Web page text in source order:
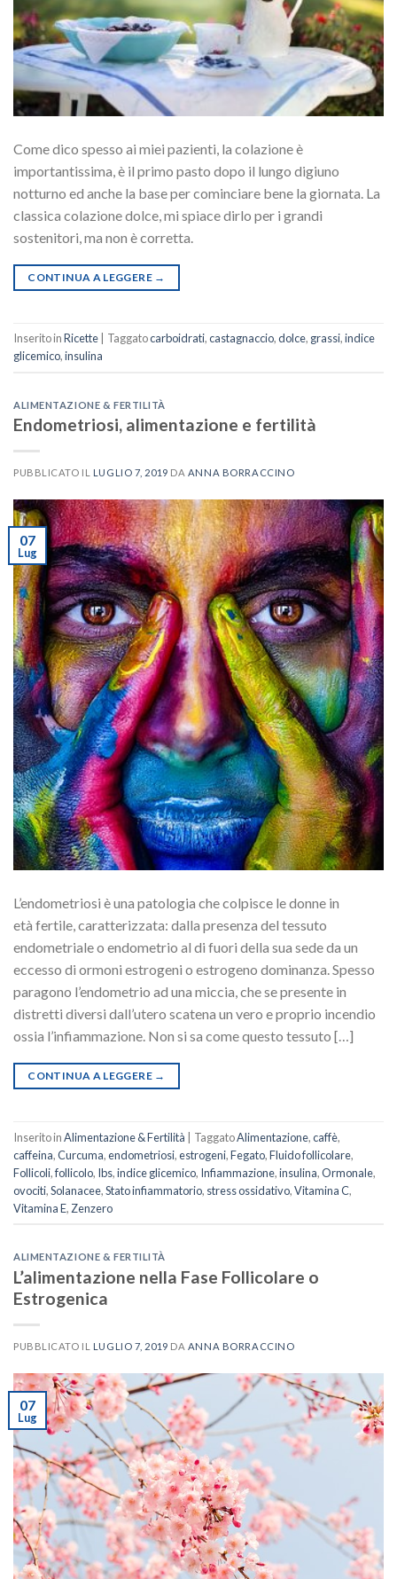
Come dico spesso ai miei pazienti, la colazione è
importantissima, è il primo pasto dopo il lungo digiuno
notturno ed anche la base per cominciare bene la giornata. La
classica colazione dolce, mi spiace dirlo per i grandi
sostenitori, ma non è corretta.
CONTINUA A LEGGERE →
Inserito inRicette Taggatocarboidrati,castagnaccio,dolce, grassi,indice
glicemico,insulina
ALIMENTAZIONE & FERTILITÀ
Endometriosi, alimentazione e fertilità
PUBBLICATO IL LUGLIO 7, 2019 DA ANNA BORRACCINO
07
Lug
L’endometriosi è una patologia che colpisce le donne in
età fertile, caratterizzata: dalla presenza del tessuto
endometriale o endometrio al di fuori della sua sede da un
eccesso di ormoni estrogeni o estrogeno dominanza. Spesso
paragono l’endometrio ad una miccia, che se presente in
distretti diversi dall’utero scatena un vero e proprio incendio
ossia l’infiammazione. Non si sa come questo tessuto […]
CONTINUA A LEGGERE →
Inserito inAlimentazione & Fertilità TaggatoAlimentazione,caffè,
caffeina,Curcuma,endometriosi,estrogeni,Fegato,Fluido follicolare,
Follicoli,follicolo, Ibs,indice glicemico, Infiammazione,insulina,Ormonale,
ovociti,Solanacee,Stato infiammatorio, stress ossidativo,Vitamina C,
Vitamina E, Zenzero
ALIMENTAZIONE & FERTILITÀ
L’alimentazione nella Fase Follicolare o
Estrogenica
PUBBLICATO IL LUGLIO 7, 2019 DA ANNA BORRACCINO
07
Lug